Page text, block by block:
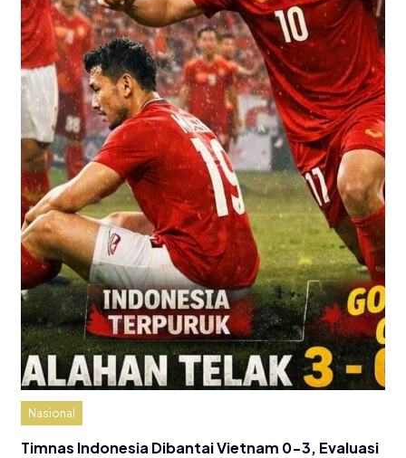
Nasional
Timnas Indonesia Dibantai Vietnam 0-3, Evaluasi